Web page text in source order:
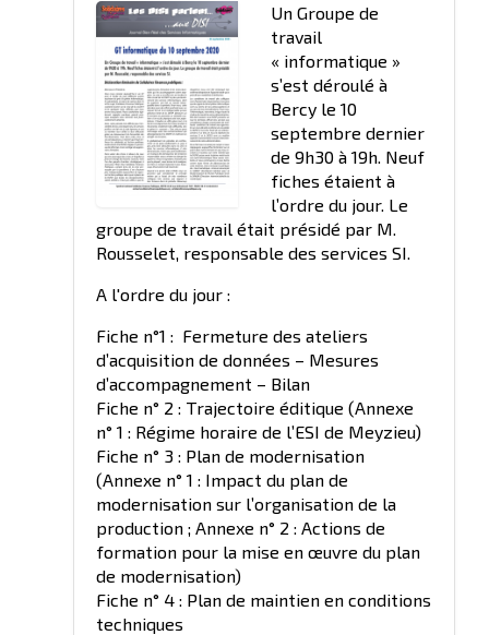
Un Groupe de
travail
« informatique »
s’est déroulé à
Bercy le 10
septembre dernier
de 9h30 à 19h. Neuf
fiches étaient à
l’ordre du jour. Le
groupe de travail était présidé par M.
Rousselet, responsable des services SI.
A l'ordre du jour :
Fiche n°1 : Fermeture des ateliers
d’acquisition de données – Mesures
d’accompagnement – Bilan
Fiche n° 2 : Trajectoire éditique (Annexe
n° 1 : Régime horaire de l’ESI de Meyzieu)
Fiche n° 3 : Plan de modernisation
(Annexe n° 1 : Impact du plan de
modernisation sur l’organisation de la
production ; Annexe n° 2 : Actions de
formation pour la mise en œuvre du plan
de modernisation)
Fiche n° 4 : Plan de maintien en conditions
techniques